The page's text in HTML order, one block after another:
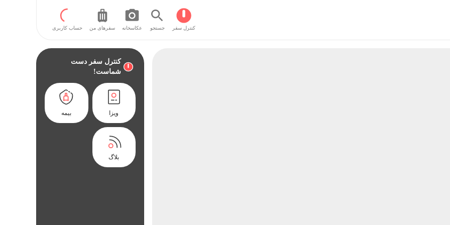
کنترل سفر جستجو عکاسخانه سفر‌های من حساب کاربری
کنترل سفر دست
شماست!
ویزا بیمه
بلاگ